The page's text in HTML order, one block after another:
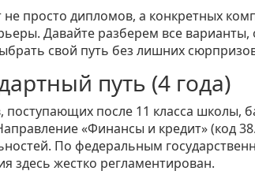
не просто дипломов, а конкретных
Давайте разберем все
свой путь без лишних
путь (4 года)
после 11 класса школы,
«Финансы и кредит» (код
По федеральным
здесь жестко регламентирован.